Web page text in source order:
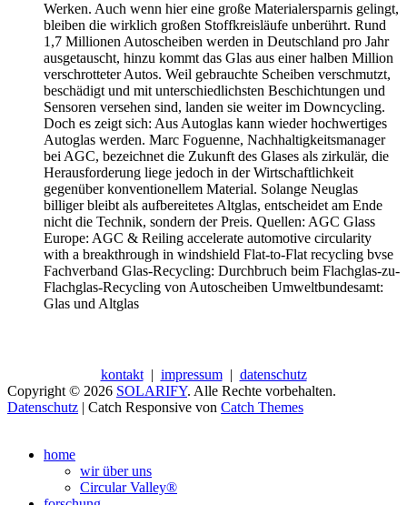
Werken. Auch wenn hier eine große Materialersparnis gelingt,
bleiben die wirklich großen Stoffkreisläufe unberührt. Rund
1,7 Millionen Autoscheiben werden in Deutschland pro Jahr
ausgetauscht, hinzu kommt das Glas aus einer halben Million
verschrotteter Autos. Weil gebrauchte Scheiben verschmutzt,
beschädigt und mit unterschiedlichsten Beschichtungen und
Sensoren versehen sind, landen sie weiter im Downcycling.
Doch es zeigt sich: Aus Autoglas kann wieder hochwertiges
Autoglas werden. Marc Foguenne, Nachhaltigkeitsmanager
bei AGC, bezeichnet die Zukunft des Glases als zirkulär, die
Herausforderung liege jedoch in der Wirtschaftlichkeit
gegenüber konventionellem Material. Solange Neuglas
billiger bleibt als aufbereitetes Altglas, entscheidet am Ende
nicht die Technik, sondern der Preis. Quellen: AGC Glass
Europe: AGC & Reiling accelerate automotive circularity
with a breakthrough in windshield Flat-to-Flat recycling bvse
Fachverband Glas-Recycling: Durchbruch beim Flachglas-zu-
Flachglas-Recycling von Autoscheiben Umweltbundesamt:
Glas und Altglas
kontakt| impressum| datenschutz
Copyright © 2026 SOLARIFY. Alle Rechte vorbehalten.
Datenschutz | Catch Responsive von Catch Themes
oben
scrollen
home
wir über uns
Circular Valley®